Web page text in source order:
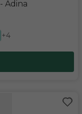
- Adina
+4